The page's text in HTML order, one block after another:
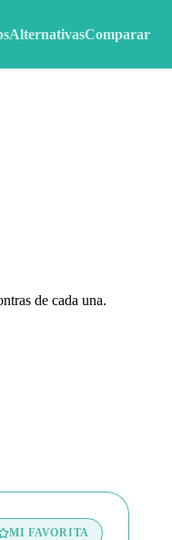
AlternativasComparar
de cada una.
MI FAVORITA